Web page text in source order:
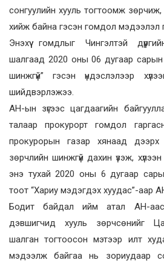
сонгуулийн хууль тогтоомж зөрчиж,
хийж байна гэсэн гомдол мэдээлэл
Энэхүү гомдлыг Чингэлтэй
шалгаад 2020 оны 06 дугаар
шинжгүй” гэсэн үндэслэлээр
шийдвэрлэжээ.
АН-ын зүгээс цагдаагийн
талаар прокурорт гомдол
прокурорын газар хянаад дээрх
зөрчлийн шинжгүй дахин үзэж,
энэ тухай 2020 оны 6 дугаар
тоот “Хариу мэдэгдэх хуудас”-аар
Бодит байдал ийм атал АН-
дэвшигчид хууль зөрчсөнийг
шалган тогтоосон мэтээр илт
мэдээлж байгаа нь зориудаар